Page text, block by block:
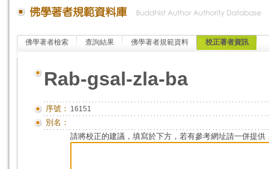
佛學著者檢索 查詢結果 佛學著者規範資料 校正著者資訊
Rab-gsal-zla-ba
序號： 16151
別名：
請將校正的建議，填寫於下方，若有參考網址請一併提供